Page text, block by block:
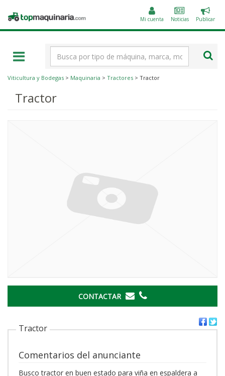
Topmaquinaria.com Mi cuenta Noticias
un
Publicar
Viticultura y Bodegas > Maquinaria > Tractores > Tractor
Tractor
CONTACTAR
Tractor
Comentarios del anunciante
Busco tractor en buen estado para viña en espaldera a